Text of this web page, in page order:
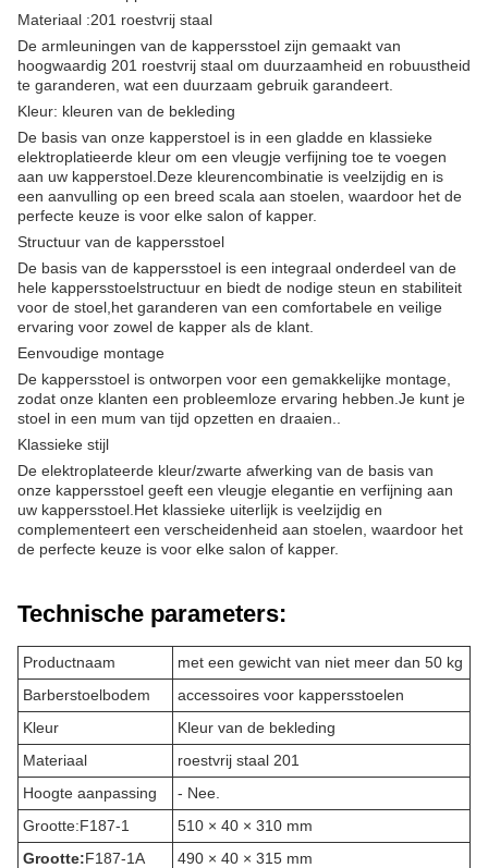
Materiaal :201 roestvrij staal
De armleuningen van de kappersstoel zijn gemaakt van
hoogwaardig 201 roestvrij staal om duurzaamheid en robuustheid
te garanderen, wat een duurzaam gebruik garandeert.
Kleur: kleuren van de bekleding
De basis van onze kapperstoel is in een gladde en klassieke
elektroplatieerde kleur om een vleugje verfijning toe te voegen
aan uw kapperstoel.Deze kleurencombinatie is veelzijdig en is
een aanvulling op een breed scala aan stoelen, waardoor het de
perfecte keuze is voor elke salon of kapper.
Structuur van de kappersstoel
De basis van de kappersstoel is een integraal onderdeel van de
hele kappersstoelstructuur en biedt de nodige steun en stabiliteit
voor de stoel,het garanderen van een comfortabele en veilige
ervaring voor zowel de kapper als de klant.
Eenvoudige montage
De kappersstoel is ontworpen voor een gemakkelijke montage,
zodat onze klanten een probleemloze ervaring hebben.Je kunt je
stoel in een mum van tijd opzetten en draaien..
Klassieke stijl
De elektroplateerde kleur/zwarte afwerking van de basis van
onze kappersstoel geeft een vleugje elegantie en verfijning aan
uw kappersstoel.Het klassieke uiterlijk is veelzijdig en
complementeert een verscheidenheid aan stoelen, waardoor het
de perfecte keuze is voor elke salon of kapper.
Technische parameters:
Productnaam
met een gewicht van niet meer dan 50 kg
Barberstoelbodem
accessoires voor kappersstoelen
Kleur
Kleur van de bekleding
Materiaal
roestvrij staal 201
Hoogte aanpassing
- Nee.
Grootte:F187-1
510 × 40 × 310 mm
Grootte:F187-1A
490 × 40 × 315 mm